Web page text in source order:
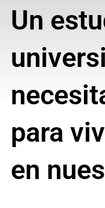
Un
para
en